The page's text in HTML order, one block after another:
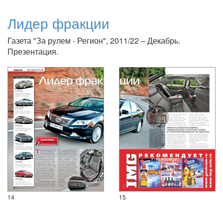
Лидер фракции
Газета "За рулем - Регион", 2011/22 – Декабрь.
Презентация.
14 15